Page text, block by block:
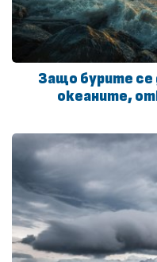
Защо бурите се
океаните,